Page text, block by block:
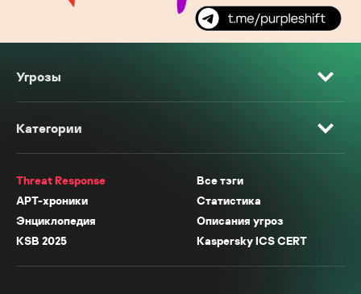
Угрозы
Категории
Threat Response
Все тэги
APT-хроники
Статистика
Энциклопедия
Описания угроз
KSB 2025
Kaspersky ICS CERT